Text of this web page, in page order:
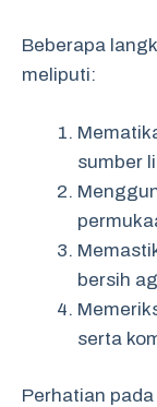
Beberapa
meliputi:
sumber
bersih
serta
Perhatian